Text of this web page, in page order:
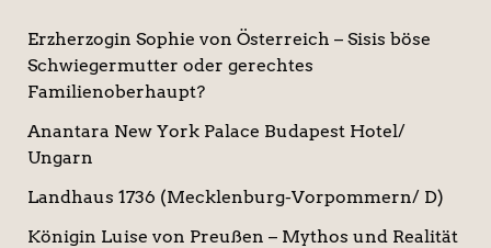
Erzherzogin Sophie von Österreich – Sisis böse
Schwiegermutter oder gerechtes
Familienoberhaupt?
Anantara New York Palace Budapest Hotel/
Ungarn
Landhaus 1736 (Mecklenburg-Vorpommern/ D)
Königin Luise von Preußen – Mythos und Realität